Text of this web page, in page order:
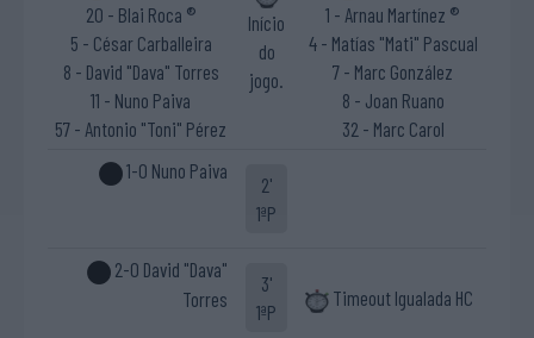
20 - Blai Roca ®
5 - César Carballeira
8 - David "Dava" Torres
11 - Nuno Paiva
57 - Antonio "Toni" Pérez
Início
do
jogo.
1 - Arnau Martínez ®
4 - Matías "Mati" Pascual
7 - Marc González
8 - Joan Ruano
32 - Marc Carol
1-0 Nuno Paiva
2'
1ªP
2-0 David "Dava"
Torres
3'
1ªP
Timeout Igualada HC